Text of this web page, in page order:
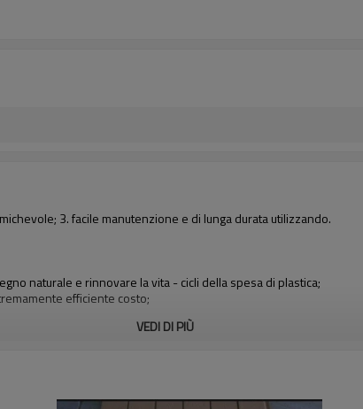
3. facile manutenzione e di lunga durata utilizzando.
naturale e rinnovare la vita - cicli della spesa di plastica;
efficiente costo;
VEDI DI PIÙ